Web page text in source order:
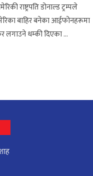
राष्ट्रपति डोनाल्ड ट्रम्पले
बाहिर बनेका आईफोनहरूमा
लगाउने धम्की दिएका ...